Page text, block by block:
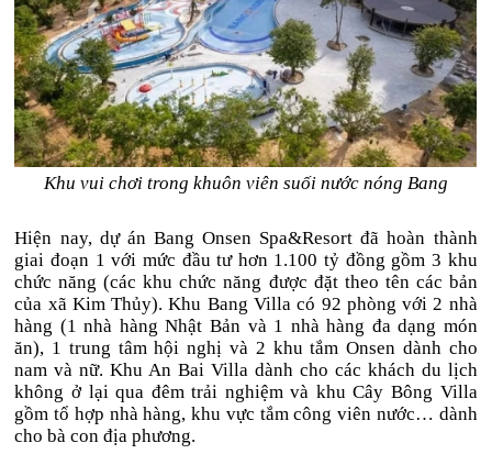
Khu vui chơi trong khuôn viên suối nước nóng Bang
Hiện nay, dự án Bang Onsen Spa&Resort đã hoàn thành
giai đoạn 1 với mức đầu tư hơn 1.100 tỷ đồng gồm 3 khu
chức năng (các khu chức năng được đặt theo tên các bản
của xã Kim Thủy). Khu Bang Villa có 92 phòng với 2 nhà
hàng (1 nhà hàng Nhật Bản và 1 nhà hàng đa dạng món
ăn), 1 trung tâm hội nghị và 2 khu tắm Onsen dành cho
nam và nữ. Khu An Bai Villa dành cho các khách du lịch
không ở lại qua đêm trải nghiệm và khu Cây Bông Villa
gồm tổ hợp nhà hàng, khu vực tắm công viên nước… dành
cho bà con địa phương.